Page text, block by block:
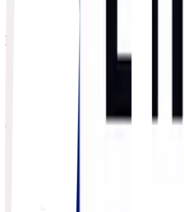
LEGAL
Demurrage & Detention
Gestão de Cookies
CONTATO
(85) 3104-2157
Comercial
Av. Santos Dumont, 2088 - 7º
Fortaleza - CE, 60150-161
Fale com um especialista